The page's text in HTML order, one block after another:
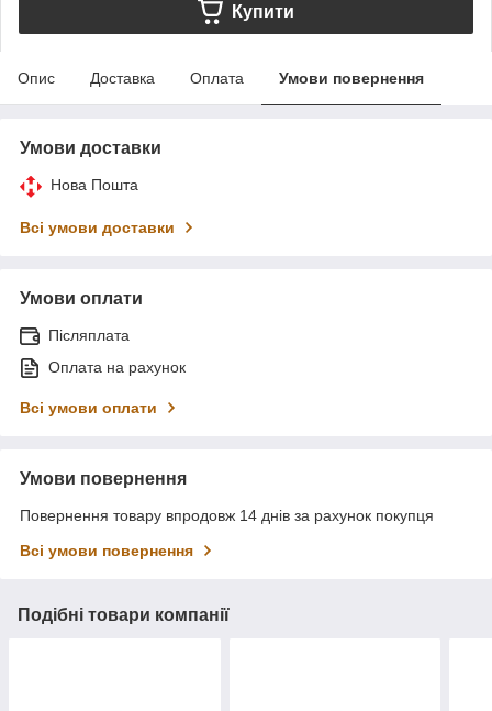
Купити
Опис Доставка Оплата Умови повернення
Умови доставки
Нова Пошта
Всі умови доставки
Умови оплати
Післяплата
Оплата на рахунок
Всі умови оплати
Умови повернення
Повернення товару впродовж 14 днів за рахунок покупця
Всі умови повернення
Подібні товари компанії